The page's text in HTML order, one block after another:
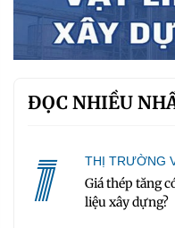
ĐỌC NHIỀU
1 THỊ TRƯỜNG
Giá thép tăng
liệu xây dựng?